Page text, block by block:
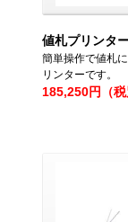
値札プリンタ
簡単操作で値札
リンターです。
185,250円（